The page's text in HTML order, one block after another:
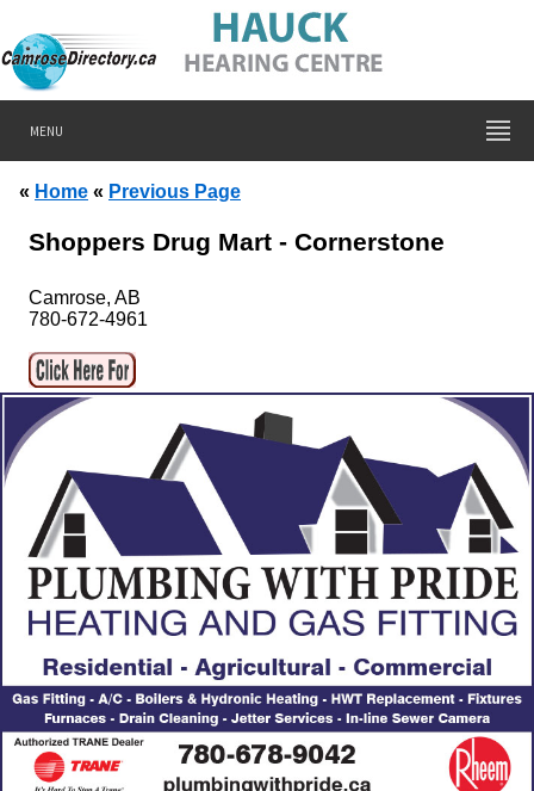
MENU
« Home « Previous Page
Shoppers Drug Mart - Cornerstone
Camrose, AB
780-672-4961